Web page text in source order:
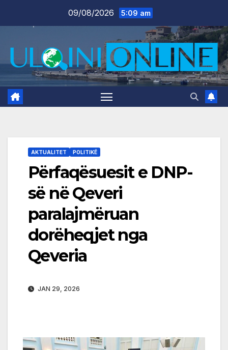
09/08/2026 5:09 am
AKTUALITET POLITIKË
Përfaqësuesit e DNP-
së në Qeveri
paralajmëruan
dorëheqjet nga
Qeveria
JAN 29, 2026